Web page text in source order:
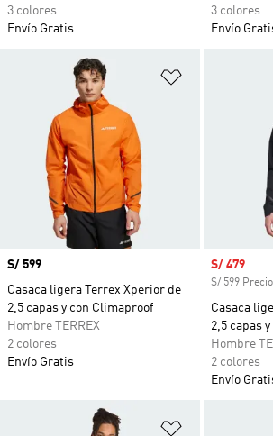
3 colores
Envío Gratis
3 colores
Envío
Añadir a la
Precio
S/ 599
Casaca ligera Terrex Xperior de
2,5 capas y con Climaproof
Hombre TERREX
2 colores
Envío Gratis
Precio de
S/ 479
S/ 599
Casaca
2,5 capas
Hombre
2 colores
Envío
Añadir a la